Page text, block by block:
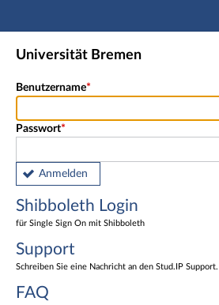
Hauptnavigation
Shibboleth Login
Universität Bremen
Benutzername
Passwort
Anmelden
Shibboleth Login
für Single Sign On mit Shibboleth
Support
Schreiben Sie eine Nachricht an den Stud.IP Support.
FAQ